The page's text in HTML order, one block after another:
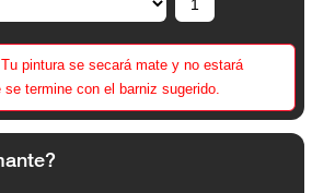
Tu pintura se secará mate y no estará
se termine con el barniz sugerido.